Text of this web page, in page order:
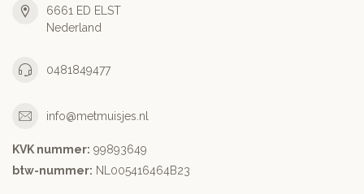
6661 ED ELST
Nederland
0481849477
info@metmuisjes.nl
KVK nummer: 99893649
btw-nummer: NL005416464B23